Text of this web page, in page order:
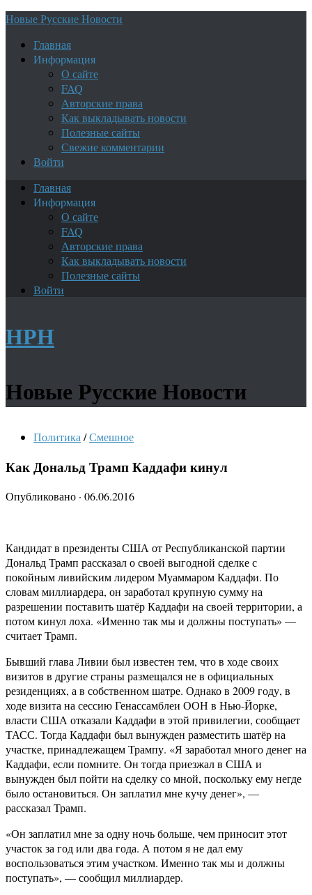
Новые Русские Новости
Главная
Информация
О сайте
FAQ
Авторские права
Как выкладывать новости
Полезные сайты
Свежие комментарии
Войти
Главная
Информация
О сайте
FAQ
Авторские права
Как выкладывать новости
Полезные сайты
Войти
НРН
Новые Русские Новости
Политика /Смешное
Как Дональд Трамп Каддафи кинул
Опубликовано · 06.06.2016
Кандидат в президенты США от Республиканской партии
Дональд Трамп рассказал о своей выгодной сделке с
покойным ливийским лидером Муаммаром Каддафи. По
словам миллиардера, он заработал крупную сумму на
разрешении поставить шатёр Каддафи на своей территории, а
потом кинул лоха. «Именно так мы и должны поступать» —
считает Трамп.
Бывший глава Ливии был известен тем, что в ходе своих
визитов в другие страны размещался не в официальных
резиденциях, а в собственном шатре. Однако в 2009 году, в
ходе визита на сессию Генассамблеи ООН в Нью-Йорке,
власти США отказали Каддафи в этой привилегии, сообщает
ТАСС. Тогда Каддафи был вынужден разместить шатёр на
участке, принадлежащем Трампу. «Я заработал много денег на
Каддафи, если помните. Он тогда приезжал в США и
вынужден был пойти на сделку со мной, поскольку ему негде
было остановиться. Он заплатил мне кучу денег», —
рассказал Трамп.
«Он заплатил мне за одну ночь больше, чем приносит этот
участок за год или два года. А потом я не дал ему
воспользоваться этим участком. Именно так мы и должны
поступать», — сообщил миллиардер.